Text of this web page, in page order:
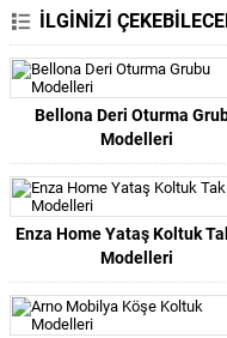
İLGİNİZİ
Bellona Deri Oturma
Modelleri
Enza Home Yataş Koltuk
Modelleri